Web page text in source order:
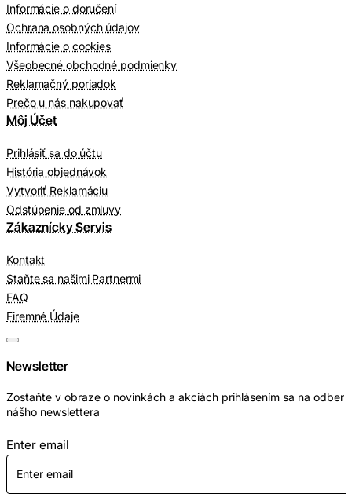
Informácie o doručení
Ochrana osobných údajov
Informácie o cookies
Všeobecné obchodné podmienky
Reklamačný poriadok
Prečo u nás nakupovať
Môj Účet
Prihlásiť sa do účtu
História objednávok
Vytvoriť Reklamáciu
Odstúpenie od zmluvy
Zákaznícky Servis
Kontakt
Staňte sa našimi Partnermi
FAQ
Firemné Údaje
Newsletter
Zostaňte v obraze o novinkách a akciách prihlásením sa na odber
nášho newslettera
Enter email